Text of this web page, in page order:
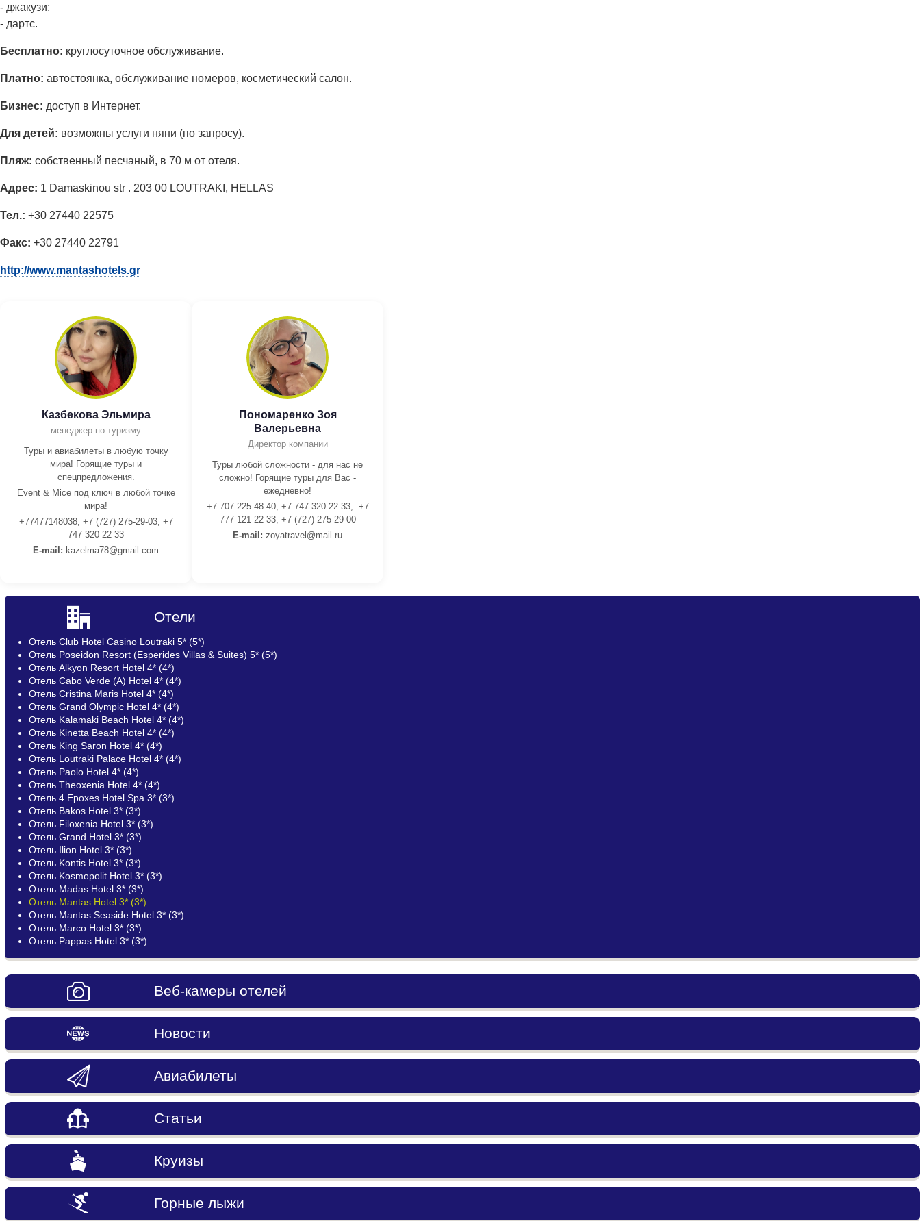
- джакузи;
- дартс.
Бесплатно: круглосуточное обслуживание.
Платно: автостоянка, обслуживание номеров, косметический салон.
Бизнес: доступ в Интернет.
Для детей: возможны услуги няни (по запросу).
Пляж: собственный песчаный, в 70 м от отеля.
Адрес: 1 Damaskinou str . 203 00 LOUTRAKI, HELLAS
Тел.: +30 27440 22575
Факс: +30 27440 22791
http://www.mantashotels.gr
Казбекова Эльмира
менеджер-по туризму
Туры и авиабилеты в любую точку
мира! Горящие туры и
спецпредложения.
Event & Mice под ключ в любой точке
мира!
+77477148038; +7 (727) 275-29-03, +7
747 320 22 33
E-mail: kazelma78@gmail.com
Пономаренко Зоя
Валерьевна
Директор компании
Туры любой сложности - для нас не
сложно! Горящие туры для Вас -
ежедневно!
+7 707 225-48 40; +7 747 320 22 33, +7
777 121 22 33, +7 (727) 275-29-00
E-mail: zoyatravel@mail.ru
Отели
Отель Club Hotel Casino Loutraki 5* (5*)
Отель Poseidon Resort (Esperides Villas & Suites) 5* (5*)
Отель Alkyon Resort Hotel 4* (4*)
Отель Cabo Verde (A) Hotel 4* (4*)
Отель Cristina Maris Hotel 4* (4*)
Отель Grand Olympic Hotel 4* (4*)
Отель Kalamaki Beach Hotel 4* (4*)
Отель Kinetta Beach Hotel 4* (4*)
Отель King Saron Hotel 4* (4*)
Отель Loutraki Palace Hotel 4* (4*)
Отель Paolo Hotel 4* (4*)
Отель Theoxenia Hotel 4* (4*)
Отель 4 Epoxes Hotel Spa 3* (3*)
Отель Bakos Hotel 3* (3*)
Отель Filoxenia Hotel 3* (3*)
Отель Grand Hotel 3* (3*)
Отель Ilion Hotel 3* (3*)
Отель Kontis Hotel 3* (3*)
Отель Kosmopolit Hotel 3* (3*)
Отель Madas Hotel 3* (3*)
Отель Mantas Hotel 3* (3*)
Отель Mantas Seaside Hotel 3* (3*)
Отель Marco Hotel 3* (3*)
Отель Pappas Hotel 3* (3*)
Веб-камеры отелей
Новости
Авиабилеты
Статьи
Круизы
Горные лыжи